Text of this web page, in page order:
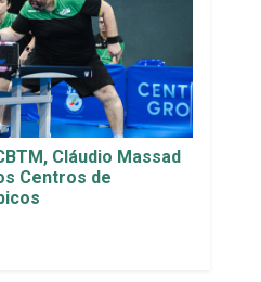
Cláudio Massad
Centros de